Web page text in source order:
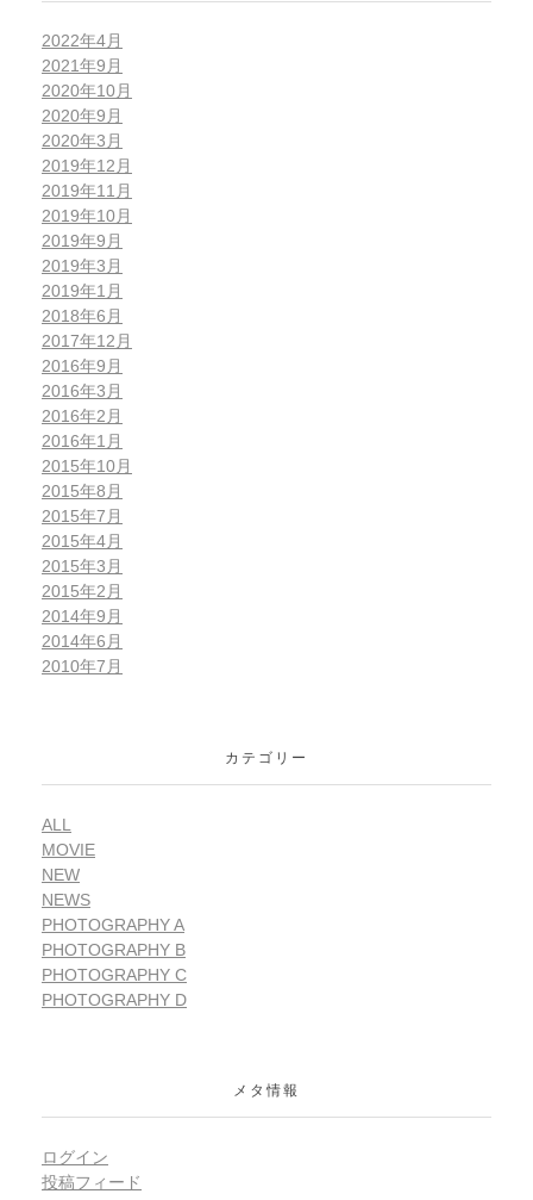
2022年4月
2021年9月
2020年10月
2020年9月
2020年3月
2019年12月
2019年11月
2019年10月
2019年9月
2019年3月
2019年1月
2018年6月
2017年12月
2016年9月
2016年3月
2016年2月
2016年1月
2015年10月
2015年8月
2015年7月
2015年4月
2015年3月
2015年2月
2014年9月
2014年6月
2010年7月
カテゴリー
ALL
MOVIE
NEW
NEWS
PHOTOGRAPHY A
PHOTOGRAPHY B
PHOTOGRAPHY C
PHOTOGRAPHY D
メタ情報
ログイン
投稿フィード